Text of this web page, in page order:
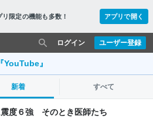
リ限定の機能も多数！ アプリで開く
ユーザー登録
ログイン
『YouTube』
新着 すべて
震度６強 そのとき医師たち